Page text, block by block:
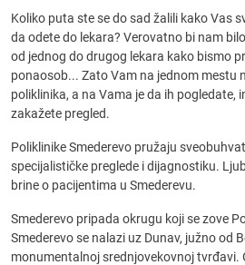
Koliko puta ste se do sad žalili kako Vas
da odete do lekara? Verovatno bi nam
od jednog do drugog lekara kako bismo
ponaosob... Zato Vam na jednom mestu
poliklinika, a na Vama je da ih pogledate,
zakažete pregled.
Poliklinike Smederevo pružaju
specijalističke preglede i dijagnostiku.
brine o pacijentima u Smederevu.
Smederevo pripada okrugu koji se zove
Smederevo se nalazi uz Dunav, južno od
monumentalnoj srednjovekovnoj tvrđavi.